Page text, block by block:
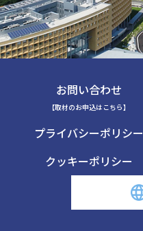
お問い合わせ
【取材のお申込はこちら】
プライバシーポリシー
クッキーポリシー